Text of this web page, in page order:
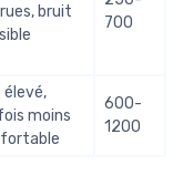
bruit
700
élevé,
moins
600-
1200